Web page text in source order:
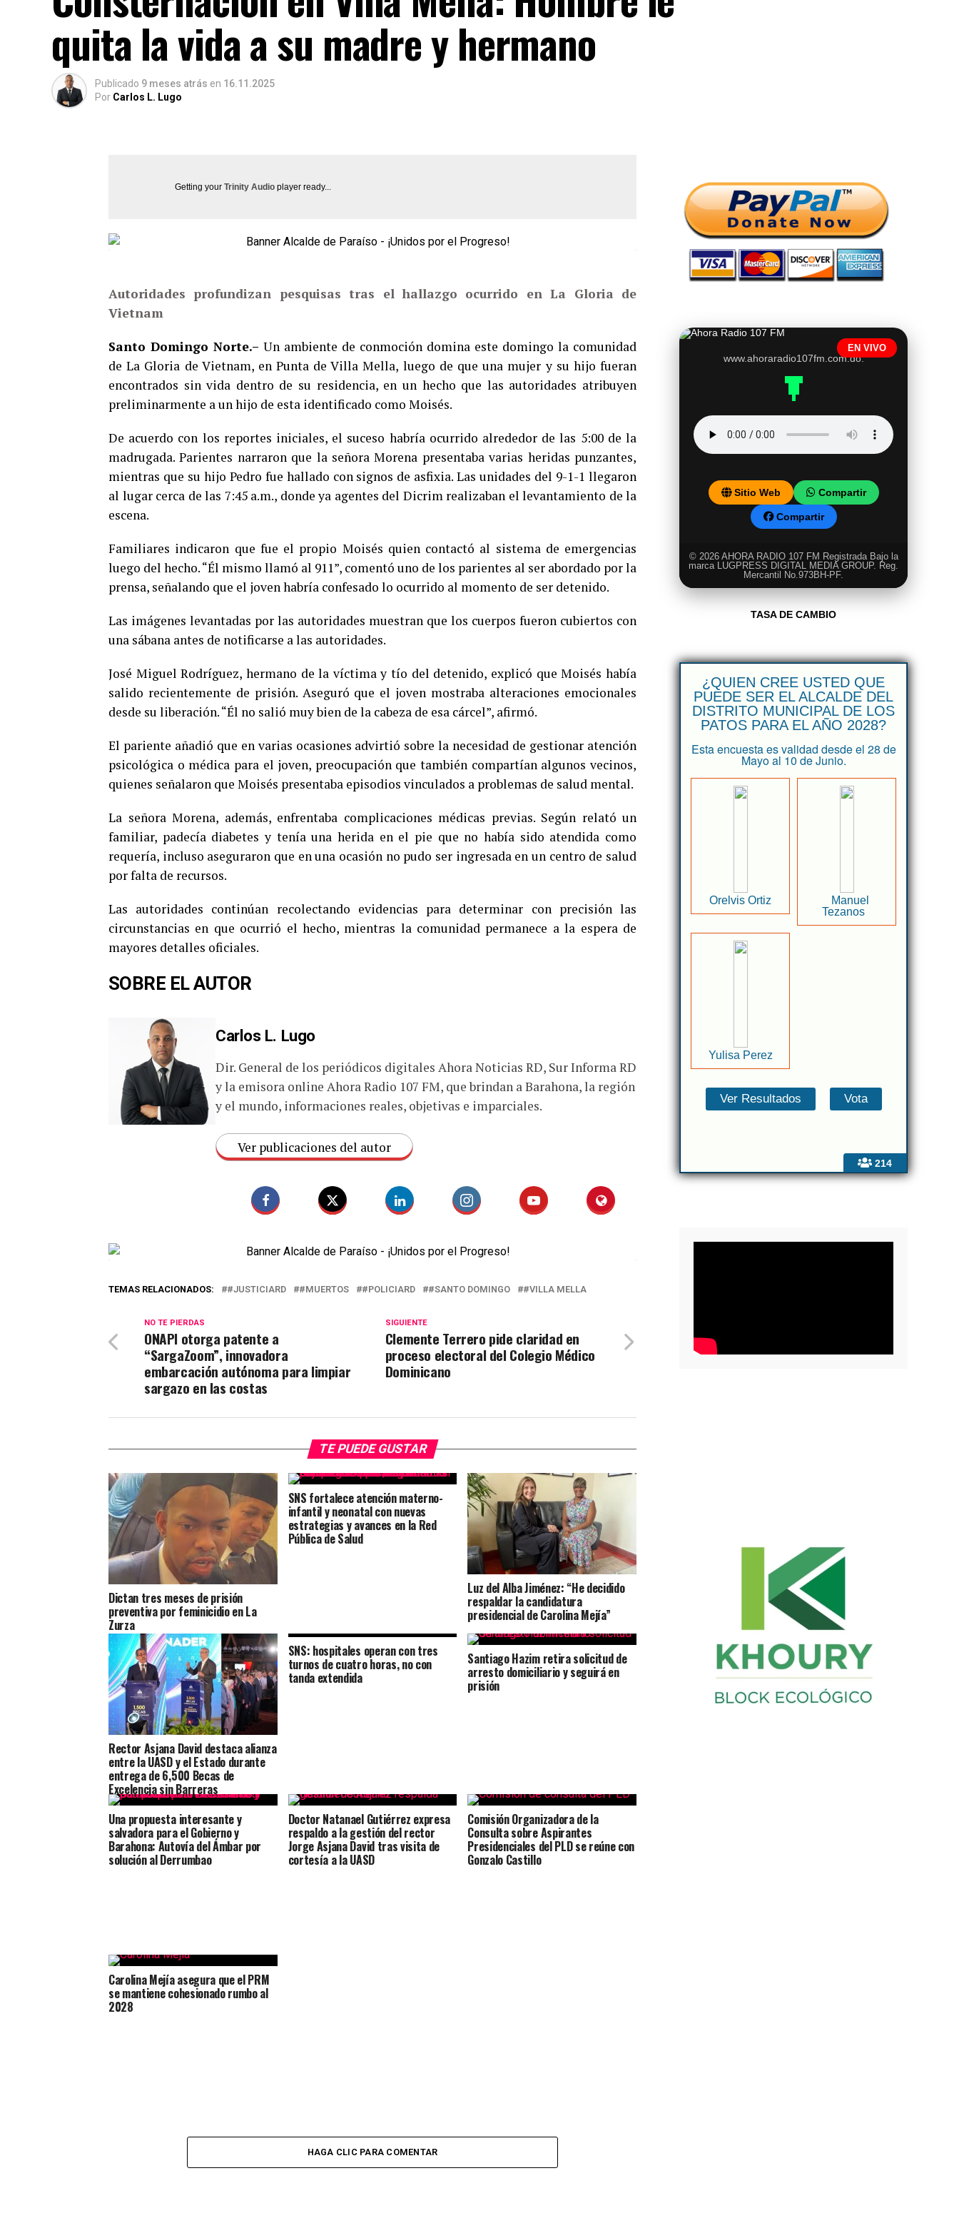
quita la vida a su madre y hermano
Publicado 9 meses atrás en 16.11.2025
Por Carlos L. Lugo
Getting yourTrinity Audio player ready...
Autoridades profundizan pesquisas tras el hallazgo ocurrido en La Gloria de
Vietnam
Santo Domingo Norte.– Un ambiente de conmoción domina este domingo la comunidad
de La Gloria de Vietnam, en Punta de Villa Mella, luego de que una mujer y su hijo fueran
encontrados sin vida dentro de su residencia, en un hecho que las autoridades atribuyen
preliminarmente a un hijo de esta identificado como Moisés.
De acuerdo con los reportes iniciales, el suceso habría ocurrido alrededor de las 5:00 de la
madrugada. Parientes narraron que la señora Morena presentaba varias heridas punzantes,
mientras que su hijo Pedro fue hallado con signos de asfixia. Las unidades del 9-1-1 llegaron
al lugar cerca de las 7:45 a.m., donde ya agentes del Dicrim realizaban el levantamiento de la
escena.
Familiares indicaron que fue el propio Moisés quien contactó al sistema de emergencias
luego del hecho. “Él mismo llamó al 911”, comentó uno de los parientes al ser abordado por la
prensa, señalando que el joven habría confesado lo ocurrido al momento de ser detenido.
Las imágenes levantadas por las autoridades muestran que los cuerpos fueron cubiertos con
una sábana antes de notificarse a las autoridades.
José Miguel Rodríguez, hermano de la víctima y tío del detenido, explicó que Moisés había
salido recientemente de prisión. Aseguró que el joven mostraba alteraciones emocionales
desde su liberación. “Él no salió muy bien de la cabeza de esa cárcel”, afirmó.
El pariente añadió que en varias ocasiones advirtió sobre la necesidad de gestionar atención
psicológica o médica para el joven, preocupación que también compartían algunos vecinos,
quienes señalaron que Moisés presentaba episodios vinculados a problemas de salud mental.
La señora Morena, además, enfrentaba complicaciones médicas previas. Según relató un
familiar, padecía diabetes y tenía una herida en el pie que no había sido atendida como
requería, incluso aseguraron que en una ocasión no pudo ser ingresada en un centro de salud
por falta de recursos.
Las autoridades continúan recolectando evidencias para determinar con precisión las
circunstancias en que ocurrió el hecho, mientras la comunidad permanece a la espera de
mayores detalles oficiales.
SOBRE EL AUTOR
Carlos L. Lugo
Dir. General de los periódicos digitales Ahora Noticias RD, Sur Informa RD
y la emisora online Ahora Radio 107 FM, que brindan a Barahona, la región
y el mundo, informaciones reales, objetivas e imparciales.
Ver publicaciones del autor
TEMAS RELACIONADOS: #JUSTICIARD #MUERTOS #POLICIARD #SANTO DOMINGO #VILLA MELLA
SIGUIENTE
Clemente Terrero pide claridad en
proceso electoral del Colegio Médico
Dominicano
NO TE PIERDAS
ONAPI otorga patente a
“SargaZoom”, innovadora
embarcación autónoma para limpiar
sargazo en las costas
TE PUEDE GUSTAR
Dictan tres meses de prisión
preventiva por feminicidio en La
Zurza
SNS fortalece atención materno-
infantil y neonatal con nuevas
estrategias y avances en la Red
Pública de Salud
Luz del Alba Jiménez: “He decidido
respaldar la candidatura
presidencial de Carolina Mejía”
Rector Asjana David destaca alianza
entre la UASD y el Estado durante
entrega de 6,500 Becas de
Excelencia sin Barreras
SNS: hospitales operan con tres
turnos de cuatro horas, no con
tanda extendida
Santiago Hazim retira solicitud de
arresto domiciliario y seguirá en
prisión
Una propuesta interesante y
salvadora para el Gobierno y
Barahona: Autovía del Ámbar por
solución al Derrumbao
Doctor Natanael Gutiérrez expresa
respaldo a la gestión del rector
Jorge Asjana David tras visita de
cortesía a la UASD
Comisión Organizadora de la
Consulta sobre Aspirantes
Presidenciales del PLD se reúne con
Gonzalo Castillo
Carolina Mejía asegura que el PRM
se mantiene cohesionado rumbo al
2028
HAGA CLIC PARA COMENTAR
EN VIVO
www.ahoraradio107fm.com.do.
Sitio Web Compartir
Compartir
© 2026 AHORA RADIO 107 FM Registrada Bajo la
marca LUGPRESS DIGITAL MEDIA GROUP. Reg.
Mercantil No.973BH-PF.
TASA DE CAMBIO
214
¿QUIEN CREE USTED QUE
PUEDE SER EL ALCALDE DEL
DISTRITO MUNICIPAL DE LOS
PATOS PARA EL AÑO 2028?
Esta encuesta es validad desde el 28 de
Mayo al 10 de Junio.
Orelvis Ortiz
Manuel
Tezanos
Yulisa Perez